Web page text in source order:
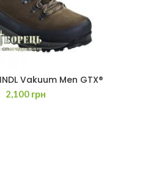
ДАЛІ
Vakuum Men GTX®
2,100 грн